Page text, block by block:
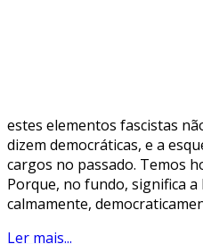
estes elementos fascistas
dizem democráticas, e a
cargos no passado. Temos
Porque, no fundo, significa
calmamente,
Ler mais...